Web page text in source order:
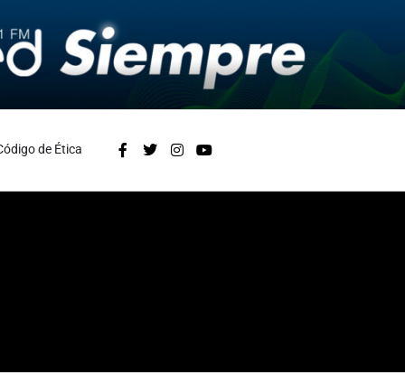
de Ética